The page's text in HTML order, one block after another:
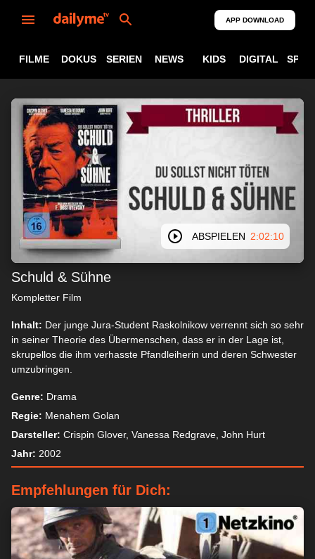
APP DOWNLOAD
FILME DOKUS SERIEN NEWS KIDS DIGITAL
ABSPIELEN 2:02:10
Schuld & Sühne
Kompletter Film
Inhalt: Der junge Jura-Student Raskolnikow verrennt sich so sehr
in seiner Theorie des Übermenschen, dass er in der Lage ist,
skrupellos die ihm verhasste Pfandleiherin und deren Schwester
umzubringen.
Genre: Drama
Regie: Menahem Golan
Darsteller: Crispin Glover, Vanessa Redgrave, John Hurt
Jahr: 2002
Empfehlungen für Dich: